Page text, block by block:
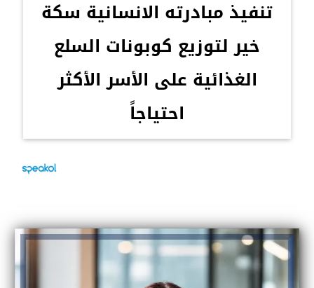
تنفيذ مبادرته الانسانية سكة
خير لتوزيع كوبونات السلع
الغذائية على الأسر الأكثر
احتياجاً